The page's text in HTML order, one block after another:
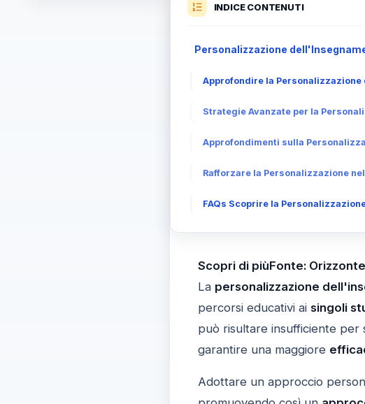
INDICE CONTENUTI
Personalizzazione
Approfondire la
Strategie Avanzate per la
Approfondimenti sulla
Rafforzare la Personalizzazione
FAQs Scoprire la
Scopri di piùFonte:
La personalizzazione
percorsi educativi ai singoli
può risultare insufficiente per
garantire una maggiore
Adottare un approccio